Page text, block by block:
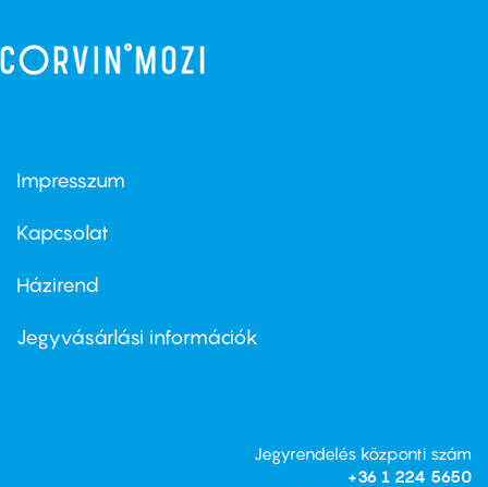
Footer
first
Impresszum
Kapcsolat
Footer
second
Házirend
Jegyvásárlási információk
Jegyrendelés központi szám
+36 1 224 5650